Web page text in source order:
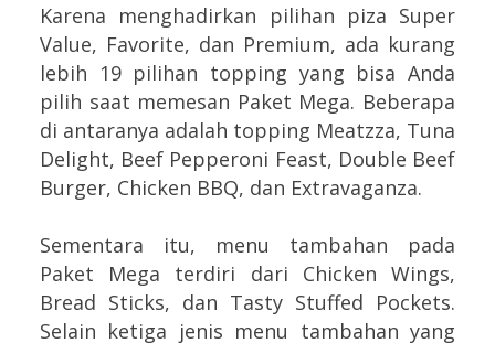
Karena menghadirkan pilihan piza Super
Value, Favorite, dan Premium, ada kurang
lebih 19 pilihan topping yang bisa Anda
pilih saat memesan Paket Mega. Beberapa
di antaranya adalah topping Meatzza, Tuna
Delight, Beef Pepperoni Feast, Double Beef
Burger, Chicken BBQ, dan Extravaganza.
Sementara itu, menu tambahan pada
Paket Mega terdiri dari Chicken Wings,
Bread Sticks, dan Tasty Stuffed Pockets.
Selain ketiga jenis menu tambahan yang